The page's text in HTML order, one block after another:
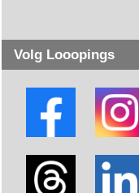
Volg Looopings